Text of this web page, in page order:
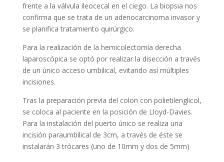
frente a la válvula ileocecal en el ciego. La biopsia nos
confirma que se trata de un adenocarcinoma invasor y
se planifica tratamiento quirúrgico.
Para la realización de la hemicolectomía derecha
laparoscópica se optó por realizar la disección a través
de un único acceso umbilical, evitando así múltiples
incisiones.
Tras la preparación previa del colon con polietilenglicol,
se coloca al paciente en la posición de Lloyd-Davies.
Para la instalación del puerto único se realiza una
incisión paraumbilical de 3cm, a través de éste se
instalarán 3 trócares (uno de 10mm y dos de 5mm)